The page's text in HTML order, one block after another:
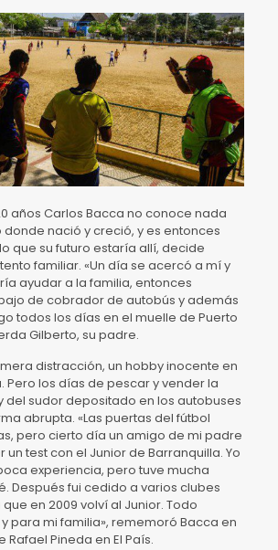
años Carlos Bacca no conoce nada
donde nació y creció, y es entonces
que su futuro estaría allí, decide
familiar. «Un día se acercó a mí y
ayudar a la familia, entonces
de cobrador de autobús y además
todos los días en el muelle de Puerto
Gilberto, su padre.
distracción, un hobby inocente en
Pero los días de pescar y vender la
del sudor depositado en los autobuses
abrupta. «Las puertas del fútbol
pero cierto día un amigo de mi padre
un test con el Junior de Barranquilla. Yo
experiencia, pero tuve mucha
Después fui cedido a varios clubes
en 2009 volví al Junior. Todo
para mi familia», rememoró Bacca en
Rafael Pineda en El País.